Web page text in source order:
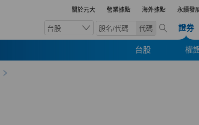
關於元大 營業據點 海外據點 永續發
台股 代碼 證券
台股 權